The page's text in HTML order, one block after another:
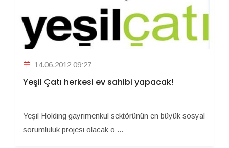
14.06.2012 09:27
Yeşil Çatı herkesi ev sahibi yapacak!
Yeşil Holding gayrimenkul sektörünün en büyük sosyal
sorumluluk projesi olacak o ...